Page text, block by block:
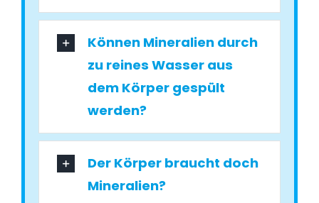
Können Mineralien durch
zu reines Wasser aus
dem Körper gespült
werden?
Der Körper braucht doch
Mineralien?